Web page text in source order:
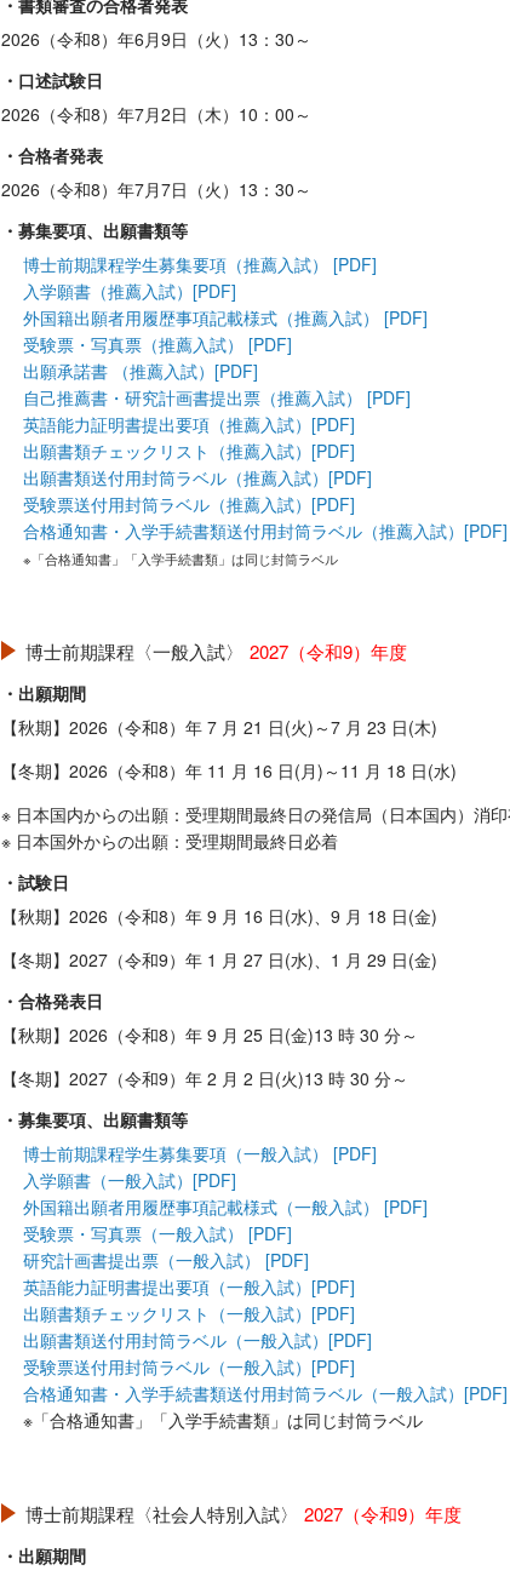
2026（令和8）年6月9日（火）13：30～
・口述試験日
2026（令和8）年7月2日（木）10：00～
・合格者発表
2026（令和8）年7月7日（火）13：30～
・募集要項、出願書類等
博士前期課程学生募集要項（推薦入試） [PDF]
入学願書（推薦入試）[PDF]
外国籍出願者用履歴事項記載様式（推薦入試） [PDF]
受験票・写真票（推薦入試） [PDF]
出願承諾書 （推薦入試）[PDF]
自己推薦書・研究計画書提出票（推薦入試） [PDF]
英語能力証明書提出要項（推薦入試）[PDF]
出願書類チェックリスト（推薦入試）[PDF]
出願書類送付用封筒ラベル（推薦入試）[PDF]
受験票送付用封筒ラベル（推薦入試）[PDF]
合格通知書・入学手続書類送付用封筒ラベル（推薦入試）[PDF]
※「合格通知書」「入学手続書類」は同じ封筒ラベル
博士前期課程〈一般入試〉 2027（令和9）年度
・出願期間
【秋期】2026（令和8）年 7 月 21 日(火)～7 月 23 日(木)
【冬期】2026（令和8）年 11 月 16 日(月)～11 月 18 日(水)
※ 日本国内からの出願：受理期間最終日の発信局（日本国内）消
※ 日本国外からの出願：受理期間最終日必着
・試験日
【秋期】2026（令和8）年 9 月 16 日(水)、9 月 18 日(金)
【冬期】2027（令和9）年 1 月 27 日(水)、1 月 29 日(金)
・合格発表日
【秋期】2026（令和8）年 9 月 25 日(金)13 時 30 分～
【冬期】2027（令和9）年 2 月 2 日(火)13 時 30 分～
・募集要項、出願書類等
博士前期課程学生募集要項（一般入試） [PDF]
入学願書（一般入試）[PDF]
外国籍出願者用履歴事項記載様式（一般入試） [PDF]
受験票・写真票（一般入試） [PDF]
研究計画書提出票（一般入試） [PDF]
英語能力証明書提出要項（一般入試）[PDF]
出願書類チェックリスト（一般入試）[PDF]
出願書類送付用封筒ラベル（一般入試）[PDF]
受験票送付用封筒ラベル（一般入試）[PDF]
合格通知書・入学手続書類送付用封筒ラベル（一般入試）[PDF]
※「合格通知書」「入学手続書類」は同じ封筒ラベル
博士前期課程〈社会人特別入試〉 2027（令和9）年度
・出願期間